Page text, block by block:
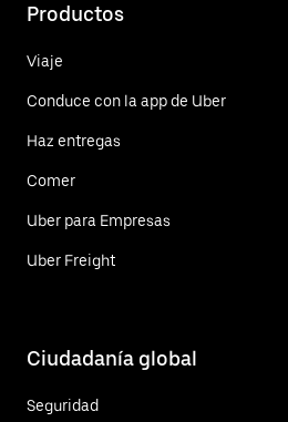
Productos
Viaje
Conduce con la app de Uber
Haz entregas
Comer
Uber para Empresas
Uber Freight
Ciudadanía global
Seguridad